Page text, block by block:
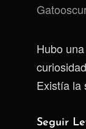
Hubo
Existía la
Seguir